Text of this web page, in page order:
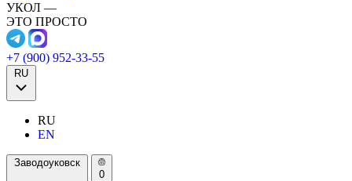
УКОЛ —
ЭТО ПРОСТО
+7 (900) 952-33-55
RU
RU
EN
Заводоуковск
0